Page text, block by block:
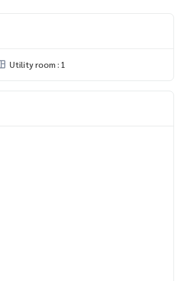
Utility room : 1